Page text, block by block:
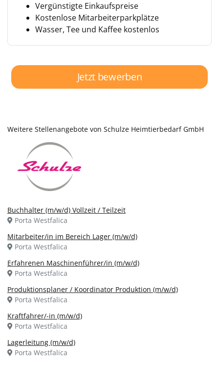
Vergünstigte Einkaufspreise
Kostenlose Mitarbeiterparkplätze
Wasser, Tee und Kaffee kostenlos
Jetzt bewerben
Weitere Stellenangebote von Schulze Heimtierbedarf GmbH
Buchhalter (m/w/d) Vollzeit / Teilzeit
Porta Westfalica
Mitarbeiter/in im Bereich Lager (m/w/d)
Porta Westfalica
Erfahrenen Maschinenführer/in (m/w/d)
Porta Westfalica
Produktionsplaner / Koordinator Produktion (m/w/d)
Porta Westfalica
Kraftfahrer/-in (m/w/d)
Porta Westfalica
Lagerleitung (m/w/d)
Porta Westfalica